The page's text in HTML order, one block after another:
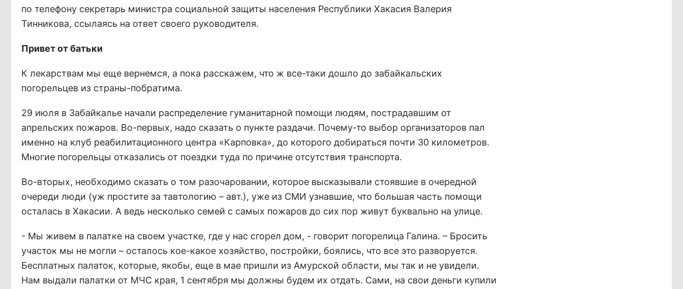
по телефону секретарь министра социальной защиты населения Республики Хакасия Валерия
Тинникова, ссылаясь на ответ своего руководителя.
Привет от батьки
К лекарствам мы еще вернемся, а пока расскажем, что ж все-таки дошло до забайкальских
погорельцев из страны-побратима.
29 июля в Забайкалье начали распределение гуманитарной помощи людям, пострадавшим от
апрельских пожаров. Во-первых, надо сказать о пункте раздачи. Почему-то выбор организаторов пал
именно на клуб реабилитационного центра «Карповка», до которого добираться почти 30 километров.
Многие погорельцы отказались от поездки туда по причине отсутствия транспорта.
Во-вторых, необходимо сказать о том разочаровании, которое высказывали стоявшие в очередной
очереди люди (уж простите за тавтологию – авт.), уже из СМИ узнавшие, что большая часть помощи
осталась в Хакасии. А ведь несколько семей с самых пожаров до сих пор живут буквально на улице.
- Мы живем в палатке на своем участке, где у нас сгорел дом, - говорит погорелица Галина. – Бросить
участок мы не могли – осталось кое-какое хозяйство, постройки, боялись, что все это разворуется.
Бесплатных палаток, которые, якобы, еще в мае пришли из Амурской области, мы так и не увидели.
Нам выдали палатки от МЧС края, 1 сентября мы должны будем их отдать. Сами, на свои деньги купили